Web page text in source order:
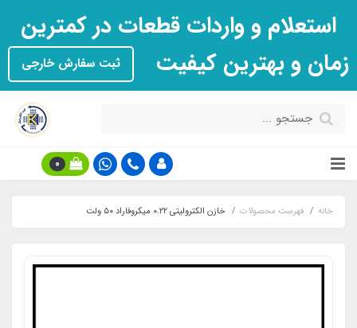
استعلام و واردات قطعات در کمترین
زمان و بهترین کیفیت
ثبت سفارش خارجی
0
خانه فهرست محصولات خازن الکترولیتی ۰.۲۲ میکروفاراد ۵۰ ولت